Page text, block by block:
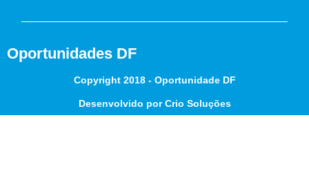
Oportunidades DF
Copyright 2018 - Oportunidade DF
Desenvolvido por Crio Soluções